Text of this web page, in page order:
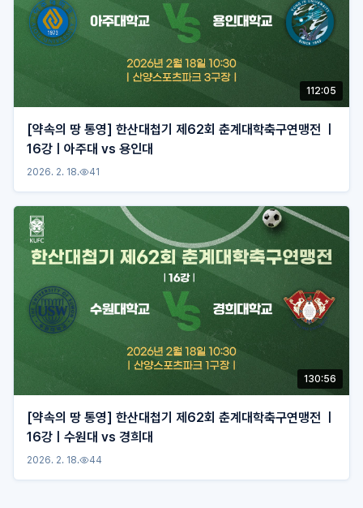
112:05
[약속의 땅 통영] 한산대첩기 제62회 춘계대학축구연맹전 ㅣ
16강ㅣ아주대 vs 용인대
2026. 2. 18. 41
130:56
[약속의 땅 통영] 한산대첩기 제62회 춘계대학축구연맹전 ㅣ
16강ㅣ수원대 vs 경희대
2026. 2. 18. 44